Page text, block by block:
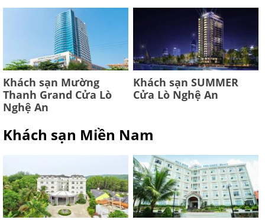
Khách sạn Mường
Thanh Grand Cửa Lò
Nghệ An
Khách sạn SUMMER
Cửa Lò Nghệ An
Khách sạn Miền Nam